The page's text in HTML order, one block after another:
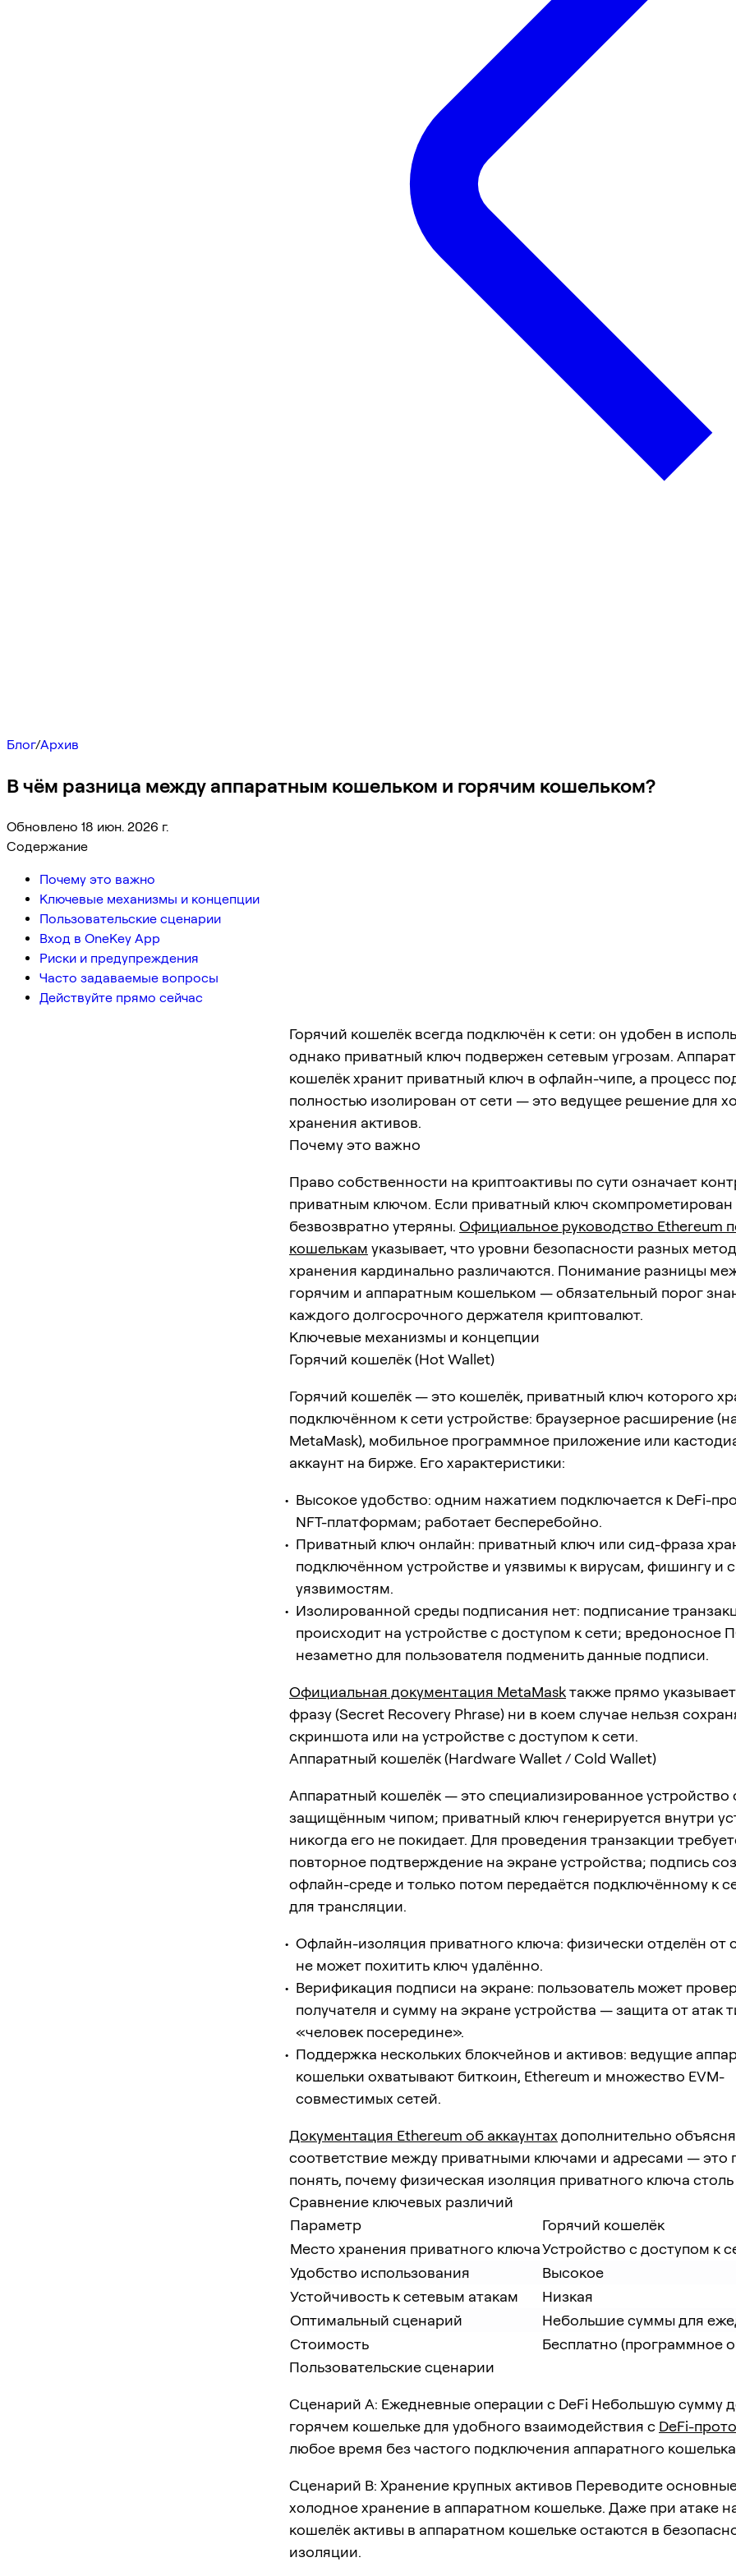
Блог/Архив
В чём разница между аппаратным кошельком и горячим кошельком?
Обновлено 18 июн. 2026 г.
Содержание
Почему это важно
Ключевые механизмы и концепции
Пользовательские сценарии
Вход в OneKey App
Риски и предупреждения
Часто задаваемые вопросы
Действуйте прямо сейчас
Горячий кошелёк всегда подключён к сети: он удобен в
однако приватный ключ подвержен сетевым угрозам.
кошелёк хранит приватный ключ в офлайн-чипе, а процесс
полностью изолирован от сети — это ведущее решение для
хранения активов.
Почему это важно
Право собственности на криптоактивы по сути означает
приватным ключом. Если приватный ключ
безвозвратно утеряны. Официальное руководство Ethereum
кошелькам указывает, что уровни безопасности разных
хранения кардинально различаются. Понимание разницы
горячим и аппаратным кошельком — обязательный порог
каждого долгосрочного держателя криптовалют.
Ключевые механизмы и концепции
Горячий кошелёк (Hot Wallet)
Горячий кошелёк — это кошелёк, приватный ключ которого
подключённом к сети устройстве: браузерное расширение
MetaMask), мобильное программное приложение или
аккаунт на бирже. Его характеристики:
Высокое удобство: одним нажатием подключается к DeFi-
NFT-платформам; работает бесперебойно.
Приватный ключ онлайн: приватный ключ или сид-фраза
подключённом устройстве и уязвимы к вирусам, фишингу и
уязвимостям.
Изолированной среды подписания нет: подписание
происходит на устройстве с доступом к сети; вредоносное
незаметно для пользователя подменить данные подписи.
Официальная документация MetaMaskтакже прямо
фразу (Secret Recovery Phrase) ни в коем случае нельзя
скриншота или на устройстве с доступом к сети.
Аппаратный кошелёк (Hardware Wallet / Cold Wallet)
Аппаратный кошелёк — это специализированное устройство
защищённым чипом; приватный ключ генерируется внутри
никогда его не покидает. Для проведения транзакции
повторное подтверждение на экране устройства; подпись
офлайн-среде и только потом передаётся подключённому к
для трансляции.
Офлайн-изоляция приватного ключа: физически отделён от
не может похитить ключ удалённо.
Верификация подписи на экране: пользователь может
получателя и сумму на экране устройства — защита от атак
«человек посередине».
Поддержка нескольких блокчейнов и активов: ведущие
кошельки охватывают биткоин, Ethereum и множество EVM-
совместимых сетей.
Документация Ethereum об аккаунтах дополнительно
соответствие между приватными ключами и адресами — это
понять, почему физическая изоляция приватного ключа
Сравнение ключевых различий
Параметр
Горячий кошелёк
Место хранения приватного ключаУстройство с доступом к
Удобство использования
Высокое
Устойчивость к сетевым атакам
Низкая
Оптимальный сценарий
Небольшие суммы для
Стоимость
Бесплатно (программное
Пользовательские сценарии
Сценарий A: Ежедневные операции с DeFi Небольшую сумму
горячем кошельке для удобного взаимодействия с DeFi-
любое время без частого подключения аппаратного
Сценарий B: Хранение крупных активов Переводите
холодное хранение в аппаратном кошельке. Даже при атаке
кошелёк активы в аппаратном кошельке остаются в
изоляции.